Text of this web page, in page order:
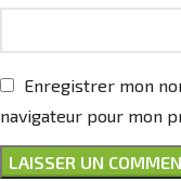
Enregistrer mon
navigateur pour mon